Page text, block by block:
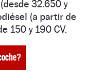
32.650 y
(a partir de
150 y 190 CV.